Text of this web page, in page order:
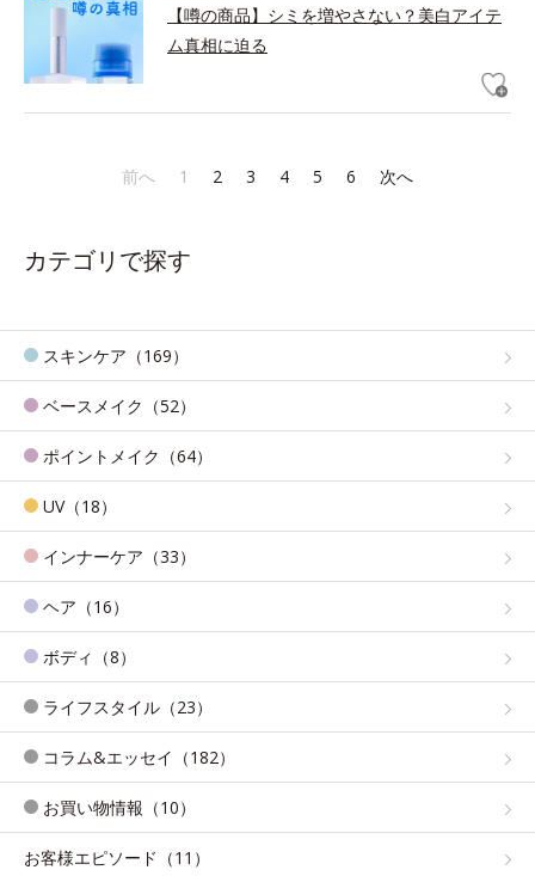
【噂の商品】シミを増やさない？美白アイテ
ム真相に迫る
前へ 1 2 3 4 5 6 次へ
カテゴリで探す
スキンケア（169）
ベースメイク（52）
ポイントメイク（64）
UV（18）
インナーケア（33）
ヘア（16）
ボディ（8）
ライフスタイル（23）
コラム&エッセイ（182）
お買い物情報（10）
お客様エピソード（11）